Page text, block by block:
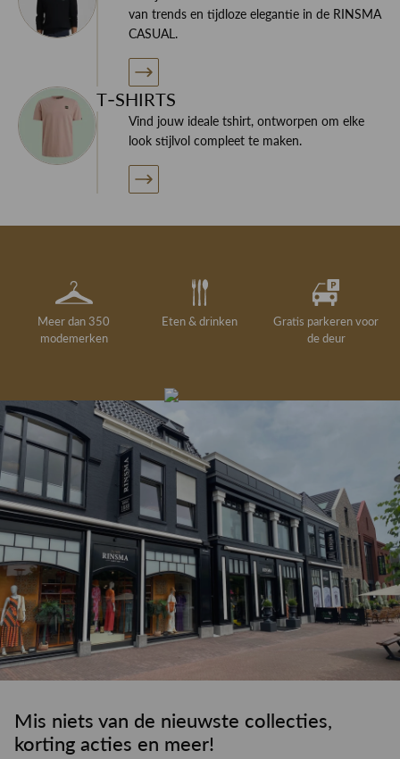
van trends en tijdloze elegantie in de RINSMA
CASUAL.
T-SHIRTS
Vind jouw ideale tshirt, ontworpen om elke
look stijlvol compleet te maken.
Meer dan 350
modemerken
Eten & drinken
Gratis parkeren voor
de deur
drankje
Gratis retourneren in
de winkel
Deskundig
kledingadvies
Mis niets van de nieuwste collecties,
korting acties en meer!